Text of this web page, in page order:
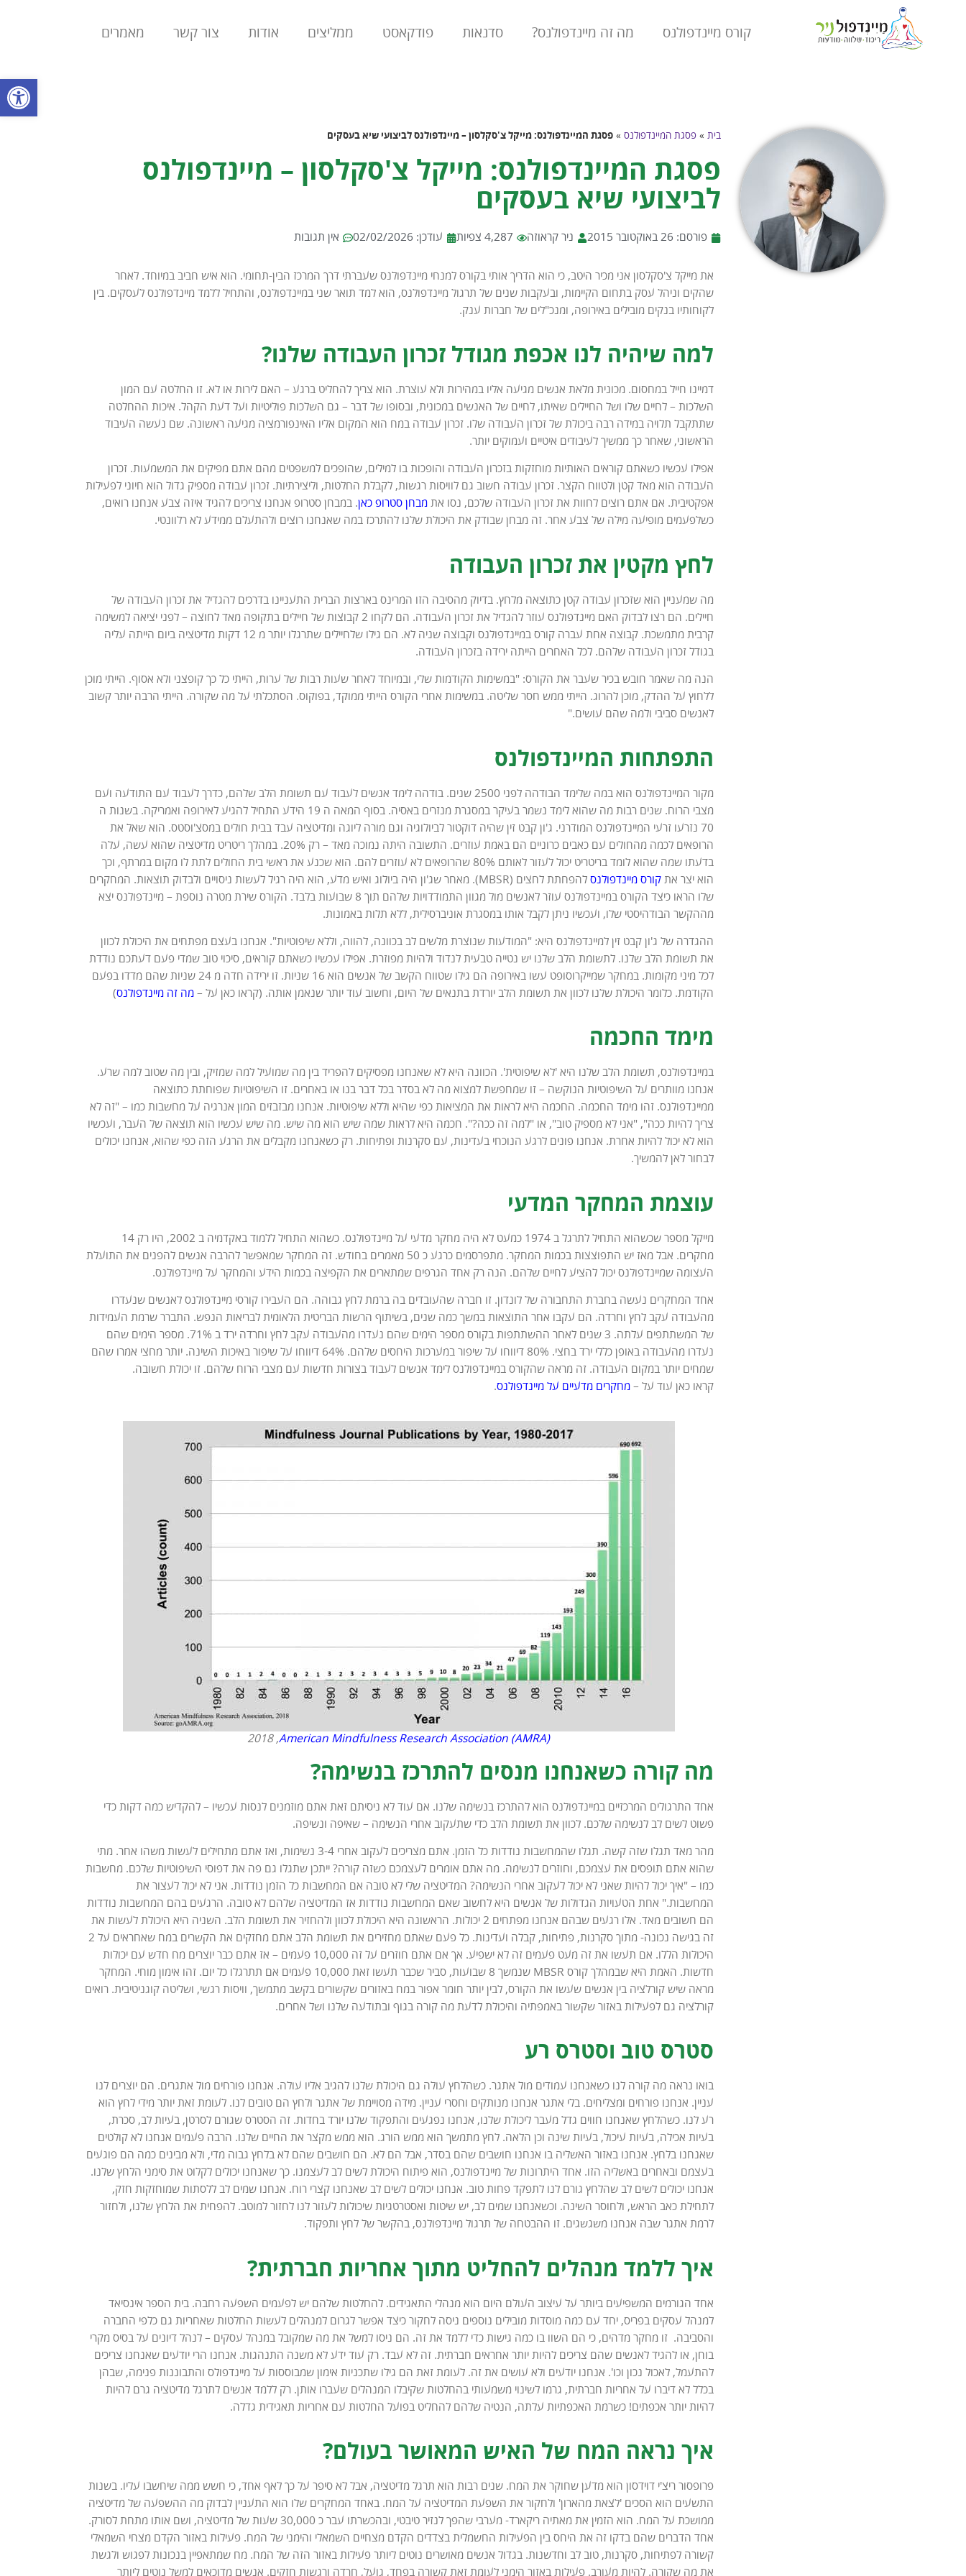
קורס מיינדפולנס מה זה מיינדפולנס? סדנאות פודקאסט ממליצים אודות צור קשר מאמרים
בית »פסגת המיינדפולנס »פסגת המיינדפולנס: מייקל צ'סקלסון – מיינדפולנס לביצועי שיא בעסקים
פסגת המיינדפולנס: מייקל צ'סקלסון – מיינדפולנס
לביצועי שיא בעסקים
פורסם: 26 באוקטובר 2015 ניר קראוזה 4,287 צפיות עודכן: 02/02/2026 אין תגובות
את מייקל צ'סקלסון אני מכיר היטב, כי הוא הדריך אותי בקורס למנחי מיינדפולנס שעברתי דרך המרכז הבין-תחומי. הוא איש חביב במיוחד. לאחר
שהקים וניהל עסק בתחום הקיימות, ובעקבות שנים של תרגול מיינדפולנס, הוא למד תואר שני במיינדפולנס, והתחיל ללמד מיינדפולנס לעסקים. בין
לקוחותיו בנקים מובילים באירופה, ומנכ"לים של חברות ענק.
למה שיהיה לנו אכפת מגודל זכרון העבודה שלנו?
דמיינו חייל במחסום. מכונית מלאת אנשים מגיעה אליו במהירות ולא עוצרת. הוא צריך להחליט ברגע – האם לירות או לא. זו החלטה עם המון
השלכות – לחיים שלו ושל החיילים שאיתו, לחיים של האנשים במכונית, ובסופו של דבר – גם השלכות פוליטיות ועל דעת הקהל. איכות ההחלטה
שתתקבל תלויה במידה רבה ביכולת של זכרון העבודה שלו. זכרון עבודה במח הוא המקום אליו האינפורמציה מגיעה ראשונה. שם נעשה העיבוד
הראשוני, שאחר כך ממשיך לעיבודים איטיים ועמוקים יותר.
אפילו עכשיו כשאתם קוראים האותיות מוחזקות בזכרון העבודה והופכות בו למילים, שהופכים למשפטים מהם אתם מפיקים את המשמעות. זכרון
העבודה הוא מאד קטן ולטווח הקצר. זכרון עבודה חשוב גם לוויסות רגשות, לקבלת החלטות, וליצירתיות. זכרון עבודה מספיק גדול הוא חיוני לפעילות
אפקטיבית. אם אתם רוצים לחוות את זכרון העבודה שלכם, נסו אתמבחן סטרופ כאן. במבחן סטרופ אנחנו צריכים להגיד איזה צבע אנחנו רואים,
כשלפעמים מופיעה מילה של צבע אחר. זה מבחן שבודק את היכולת שלנו להתרכז במה שאנחנו רוצים ולהתעלם ממידע לא רלוונטי.
לחץ מקטין את זכרון העבודה
מה שמעניין הוא שזכרון עבודה קטן כתוצאה מלחץ. בדיוק מהסיבה הזו המרינס בארצות הברית התעניינו בדרכים להגדיל את זכרון העבודה של
חיילים. הם רצו לבדוק האם מיינדפולנס עוזר להגדיל את זכרון העבודה. הם לקחו 2 קבוצות של חיילים בתקופה מאד לחוצה – לפני יציאה למשימה
קרבית מתמשכת. קבוצה אחת עברה קורס במיינדפולנס וקבוצה שניה לא. הם גילו שלחיילים שתרגלו יותר מ 12 דקות מדיטציה ביום הייתה עליה
בגודל זכרון העבודה שלהם. לכל האחרים הייתה ירידה בזכרון העבודה.
הנה מה שאמר חובש בכיר שעבר את הקורס: "במשימות הקודמות שלי, ובמיוחד לאחר שעות רבות של ערות, הייתי כל כך קופצני ולא אסוף. הייתי מוכן
ללחוץ על ההדק, מוכן להרוג. הייתי ממש חסר שליטה. במשימות אחרי הקורס הייתי ממוקד, בפוקוס. הסתכלתי על מה שקורה. הייתי הרבה יותר קשוב
לאנשים סביבי ולמה שהם עושים."
התפתחות המיינדפולנס
מקור המיינדפולנס הוא במה שלימד הבודהה לפני 2500 שנים. בודהה לימד אנשים לעבוד עם תשומת הלב שלהם, כדרך לעבוד עם התודעה ועם
מצבי הרוח. שנים רבות מה שהוא לימד נשמר בעיקר במסגרת מנזרים באסיה. בסוף המאה ה 19 הידע התחיל להגיע לאירופה ואמריקה. בשנות ה
70 נזרעו זרעי המיינדפולנס המודרני. ג'ון קבט זין שהיה דוקטור לביולוגיה וגם מורה ליוגה ומדיטציה עבד בבית חולים במסצ'וסטס. הוא שאל את
הרופאים לכמה מהחולים עם כאבים כרוניים הם באמת עוזרים. התשובה היתה נמוכה מאד – רק 20%. במהלך ריטריט מדיטציה שהוא עשה, עלה
בדעתו שמה שהוא לומד בריטריט יכול לעזור לאותם 80% שהרופאים לא עוזרים להם. הוא שכנע את ראשי בית החולים לתת לו מקום במרתף, וכך
הוא יצר אתקורס מיינדפולנס
להפחתת לחצים (MBSR). מאחר שג'ון היה ביולוג ואיש מדע, הוא היה רגיל לעשות ניסויים ולבדוק תוצאות. המחקרים
שלו הראו כיצד הקורס במיינדפולנס עוזר לאנשים מול מגוון התמודדויות שלהם תוך 8 שבועות בלבד. הקורס שירת מטרה נוספת – מיינדפולנס יצא
מההקשר הבודהיסטי שלו, ועכשיו ניתן לקבל אותו במסגרת אוניברסילית, ללא תלות באמונות.
ההגדרה של ג'ון קבט זין למיינדפולנס היא: "המודעות שנוצרת מלשים לב בכוונה, להווה, וללא שיפוטיות". אנחנו בעצם מפתחים את היכולת לכוון
את תשומת הלב שלנו. לתשומת הלב שלנו יש נטייה טבעית לנדוד ולהיות מפוזרת. אפילו עכשיו כשאתם קוראים, סיכוי טוב שמדי פעם דעתכם נודדת
לכל מיני מקומות. במחקר שמייקרוסופט עשו באירופה הם גילו שטווח הקשב של אנשים הוא 16 שניות. זו ירידה חדה מ 24 שניות שהם מדדו בפעם
הקודמת. כלומר היכולת שלנו לכוון את תשומת הלב יורדת בתנאים של היום, וחשוב עוד יותר שנאמן אותה. (קראו כאן על –מה זה מיינדפולנס)
מימד החכמה
במיינדפולנס, תשומת הלב שלנו היא 'לא שיפוטית'. הכוונה היא לא שאנחנו מפסיקים להפריד בין מה שמועיל למה שמזיק, ובין מה שטוב למה שרע.
אנחנו מוותרים על השיפוטיות הנוקשה – זו שמחפשת למצוא מה לא בסדר בכל דבר בנו או באחרים. זו השיפוטיות שפוחתת כתוצאה
ממיינדפולנס. זהו מימד החכמה. החכמה היא לראות את המציאות כפי שהיא וללא שיפוטיות. אנחנו מבזבזים המון אנרגיה על מחשבות כמו – "זה לא
צריך להיות ככה", "אני לא מספיק טוב", או "למה זה ככה?". חכמה היא לראות שמה שיש הוא מה שיש. מה שיש עכשיו הוא תוצאה של העבר, ועכשיו
הוא לא יכול להיות אחרת. אנחנו פונים לרגע הנוכחי בעדינות, עם סקרנות ופתיחות. רק כשאנחנו מקבלים את הרגע הזה כפי שהוא, אנחנו יכולים
לבחור לאן להמשיך.
עוצמת המחקר המדעי
מייקל מספר שכשהוא התחיל לתרגל ב 1974 כמעט לא היה מחקר מדעי על מיינדפולנס. כשהוא התחיל ללמוד באקדמיה ב 2002, היו רק 14
מחקרים. אבל מאז יש התפוצצות בכמות המחקר. מתפרסמים כרגע כ 50 מאמרים בחודש. זה המחקר שמאפשר להרבה אנשים להפנים את התועלת
העצומה שמיינדפולנס יכול להציע לחיים שלהם. הנה רק אחד הגרפים שמתארים את הקפיצה בכמות הידע והמחקר על מיינדפולנס.
אחד המחקרים נעשה בחברת התחבורה של לונדון. זו חברה שהעובדים בה ברמת לחץ גבוהה. הם העבירו קורסי מיינדפולנס לאנשים שנעדרו
מהעבודה עקב לחץ וחרדה. הם עקבו אחר התוצאות במשך כמה שנים, בשיתוף הרשות הבריטית הלאומית לבריאות הנפש. התברר שרמת העמידות
של המשתתפים עלתה. 3 שנים לאחר ההשתתפות בקורס מספר הימים שהם נעדרו מהעבודה עקב לחץ וחרדה ירד ב 71%. מספר הימים שהם
נעדרו מהעבודה באופן כללי ירד בחצי. 80% דיווחו על שיפור במערכות היחסים שלהם. 64% דיווחו על שיפור באיכות השינה. יותר מחצי אמרו שהם
שמחים יותר במקום העבודה. זה מראה שהקורס במיינדפולנס לימד אנשים לעבוד בצורות חדשות עם מצבי הרוח שלהם. זו יכולת חשובה.
קראו כאן עוד על –מחקרים מדעיים על מיינדפולנס.
American Mindfulness Research Association (AMRA)
, 2018
מה קורה כשאנחנו מנסים להתרכז בנשימה?
אחד התרגולים המרכזיים במיינדפולנס הוא להתרכז בנשימה שלנו. אם עוד לא ניסיתם זאת אתם מוזמנים לנסות עכשיו – להקדיש כמה דקות כדי
פשוט לשים לב לנשימה שלכם. לכוון את תשומת הלב כדי שתעקוב אחרי הנשימה – שאיפה ונשיפה.
מהר מאד תגלו שזה קשה. תגלו שהמחשבות נודדות כל הזמן. אתם מצריכים לעקוב אחרי 3-4 נשימות, ואז אתם מתחילים לעשות משהו אחר. מתי
שהוא אתם תופסים את עצמכם, וחוזרים לנשימה. מה אתם אומרים לעצמכם כשזה קורה? ייתכן שתגלו גם פה את דפוסי השיפוטיות שלכם. מחשבות
כמו – "איך יכול להיות שאני לא יכול לעקוב אחרי הנשימה? המדיטציה שלי לא טובה אם המחשבות כל הזמן נודדות. אני לא יכול לעצור את
המחשבות." אחת הטעויות הגדולות של אנשים היא לחשוב שאם המחשבות נודדות אז המדיטציה שלהם לא טובה. הרגעים בהם המחשבות נודדות
הם חשובים מאד. אלו רגעים שבהם אנחנו מפתחים 2 יכולות. הראשונה היא היכולת לכוון ולהחזיר את תשומת הלב. השניה היא היכולת לעשות את
זה בגישה נכונה- מתוך סקרנות, פתיחות, קבלה ועדינות. כל פעם שאתם מחזירים את תשומת הלב אתם מחזקים את הקשרים במח שאחראים על 2
היכולות הללו. אם תעשו את זה מעט פעמים זה לא ישפיע. אך אם אתם חוזרים על זה 10,000 פעמים – אז אתם כבר יוצרים מח חדש עם יכולות
חדשות. האמת היא שבמהלך קורס MBSR שנמשך 8 שבועות, סביר שכבר תעשו זאת 10,000 פעמים אם תתרגלו כל יום. זהו אימון מוחי. המחקר
מראה שיש קורלציה בין אנשים שעשו את הקורס, לבין יותר חומר אפור במח באזורים שקשורים בקשב מתמשך, וויסות רגשי, ושליטה קוגניטיבית. רואים
קורלציה גם לפעילות באזור שקשור באמפתיה והיכולת לדעת מה קורה בגוף ובתודעה שלנו ושל אחרים.
סטרס טוב וסטרס רע
בואו נראה מה קורה לנו כשאנחנו עמודים מול אתגר. כשהלחץ עולה גם היכולת שלנו להגיב אליו עולה. אנחנו פורחים מול אתגרים. הם יוצרים לנו
עניין. אנחנו פורחים ומצליחים. בלי אתגר אנחנו מנותקים וחסרי עניין. מידה מסויימת של אתגר ולחץ הם טובים לנו. לעומת זאת יותר מידי לחץ הוא
רע לנו. כשהלחץ שאנחנו חווים גדל מעבר ליכולת שלנו, אנחנו נפגעים והתפקוד שלנו יורד בחדות. זה הסטרס שגורם לסרטן, בעיות לב, סכרת,
בעיות אכילה, בעיות עיכול, בעיות שינה וכן הלאה. לחץ מתמשך הוא ממש הורג. הוא ממש מקצר את החיים שלנו. הרבה פעמים אנחנו לא קולטים
שאנחנו בלחץ. אנחנו באזור האשליה בו אנחנו חושבים שהם בסדר, אבל הם לא. הם חושבים שהם לא בלחץ גבוה מדי, ולא מבינים כמה הם פוגעים
בעצמם ובאחרים באשליה הזו. אחד היתרונות של מיינדפולנס, הוא פיתוח היכולת לשים לב לעצמנו. כך שאנחנו יכולים לקלוט את סימני הלחץ שלנו.
אנחנו יכולים לשים לב שהלחץ גורם לנו לתפקד פחות טוב. אנחנו יכולים לשים לב שאנחנו קצרי רוח. אנחנו שמים לב ללסתות שמוחזקות חזק,
לתחילת כאב הראש, ולחוסר השינה. וכשאנחנו שמים לב, יש שיטות ואסטרטגיות שיכולות לעזור לנו לחזור למוטב. להפחית את הלחץ שלנו, ולחזור
לרמת אתגר שבה אנחנו משגשגים. זו ההבטחה של תרגול מיינדפולנס, בהקשר של לחץ ותפקוד.
איך ללמד מנהלים להחליט מתוך אחריות חברתית?
אחד הגורמים המשפיעים ביותר על עיצוב העולם היום הוא מנהלי התאגידים. להחלטות שלהם יש לפעמים השפעה רחבה. בית הספר אינסיאד
למנהל עסקים בפריס, יחד עם כמה מוסדות מובילים נוספים ניסה לחקור כיצד אפשר לגרום למנהלים לעשות החלטות שאחריות גם כלפי החברה
והסביבה. זו מחקר מדהים, כי הם השוו בו כמה גישות כדי ללמד את זה. הם ניסו למשל את מה שמקובל במנהל עסקים – לנהל דיונים על בסיס מקרי
בוחן, או להגיד לאנשים שהם צריכים להיות יותר אחראים חברתית. זה לא עבד. רק עוד ידע לא משנה התנהגות. אנחנו הרי יודעים שאנחנו צריכים
להתעמל, לאכול נכון וכו'. אנחנו יודעים ולא עושים את זה. לעומת זאת הם גילו שתכניות אימון שמבוססות על מיינדפולס והתבוננות פנימה, שבהן
בכלל לא דיברו על אחריות חברתית, גרמו לשינוי משמעותי בהחלטות שקיבלו המנהלים שעברו אותן. רק ללמד אנשים לתרגל מדיטציה גרם להיות
להיות יותר אכפתים! כשרמת האכפתיות עלתה, הנטיה שלהם להחליט בפועל החלטות עם אחריות תאגידית גדלה.
איך נראה המח של האיש המאושר בעולם?
פרופסור ריצ'י דוידסון הוא מדען שחוקר את המח. שנים רבות הוא תרגל מדיטציה, אבל לא סיפר על כך לאף אחד, כי חשש ממה שיחשבו עליו. בשנות
התשעים הוא הסכים 'לצאת מהארון' ולחקור את השפעת המדיטציה על המח. באחד המחקרים שלו הוא התעניין לבדוק מה ההשפעה של מדיטציה
ממושכת על המח. הוא הזמין את מאתיה ריקארד- מערבי שהפך לנזיר טיבטי, ובהכשרתו עבר כ 30,000 שעות של מדיטציה, ושם אותו מתחת לסורק.
אחד הדברים שהם בדקו זה את היחס בין הפעילות החשמלית בצדדים הקדם מצחיים השמאלי והימני של המח. פעילות באזור הקדם מצחי השמאלי
קשורה לפתיחות, סקרנות, טוב לב וחדשנות. בגדול אנשים מאושרים נוטים ליותר פעילות באזור הזה של המח. מח שמתאפיין בנכונות לפגוש ולגשת
את מה שקורה. להיות מעורב. פעילות באזור הימני לעומת זאת קשורה בפחד, גועל, חרדה ורגשות חזקים. אנשים מדוכאים למשל נוטים ליותר
פתח